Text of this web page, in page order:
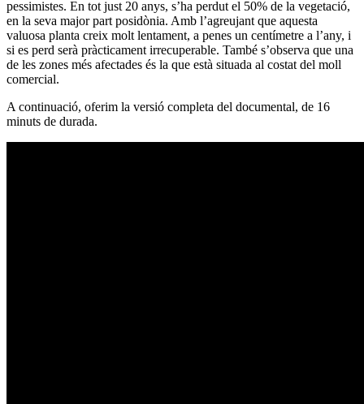
pessimistes. En tot just 20 anys, s’ha perdut el 50% de la vegetació,
en la seva major part posidònia. Amb l’agreujant que aquesta
valuosa planta creix molt lentament, a penes un centímetre a l’any, i
si es perd serà pràcticament irrecuperable. També s’observa que una
de les zones més afectades és la que està situada al costat del moll
comercial.
A continuació, oferim la versió completa del documental, de 16
minuts de durada.